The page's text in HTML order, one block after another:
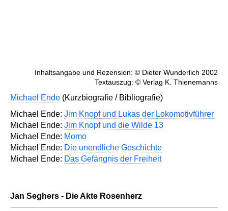
Inhaltsangabe und Rezension: © Dieter Wunderlich 2002
Textauszug: © Verlag K. Thienemanns
Michael Ende (Kurzbiografie / Bibliografie)
Michael Ende: Jim Knopf und Lukas der Lokomotivführer
Michael Ende: Jim Knopf und die Wilde 13
Michael Ende: Momo
Michael Ende: Die unendliche Geschichte
Michael Ende: Das Gefängnis der Freiheit
Jan Seghers - Die Akte Rosenherz